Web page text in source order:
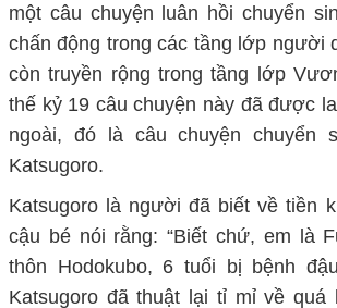
một câu chuyện luân hồi chuyển
chấn động trong các tầng lớp người
còn truyền rộng trong tầng lớp
thế kỷ 19 câu chuyện này đã được
ngoài, đó là câu chuyện chuyển
Katsugoro.
Katsugoro là người đã biết về tiền
cậu bé nói rằng: “Biết chứ, em là
thôn Hodokubo, 6 tuổi bị bệnh
Katsugoro đã thuật lại tỉ mỉ về